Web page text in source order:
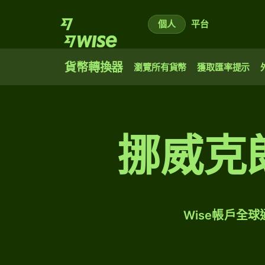
個人 平台
貨幣轉換器 瀏覽所有貨幣 獲取匯率提示
挪威克
Wise帳戶全球